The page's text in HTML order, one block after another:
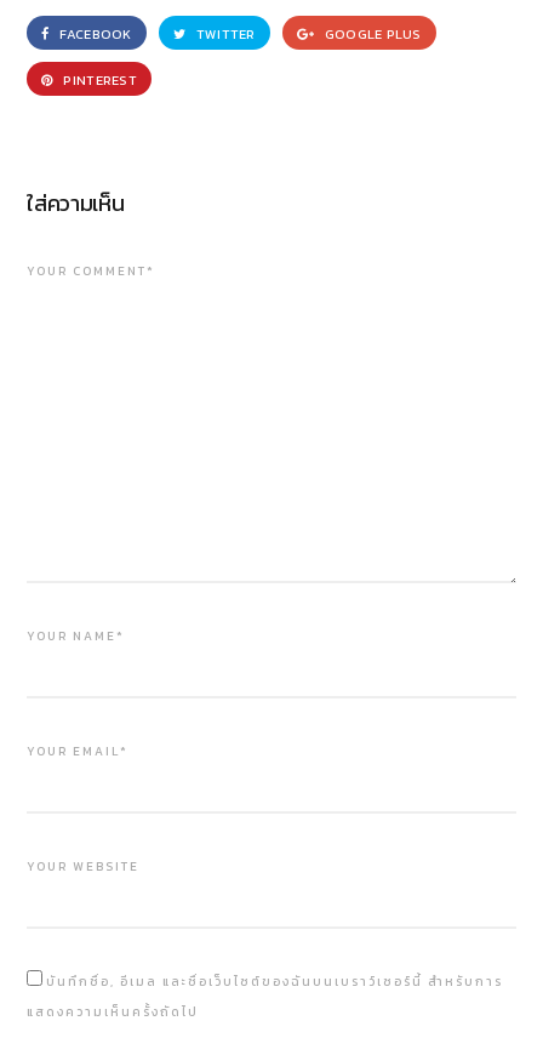
FACEBOOK TWITTER GOOGLE PLUS
PINTEREST
ใส่ความเห็น
YOUR COMMENT*
YOUR NAME*
YOUR EMAIL*
YOUR WEBSITE
บันทึกชื่อ, อีเมล และชื่อเว็บไซต์ของฉันบนเบราว์เซอร์นี้ สำหรับการ
แสดงความเห็นครั้งถัดไป